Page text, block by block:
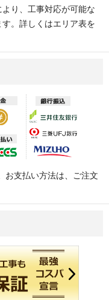
より、工事対応が可能な
。詳しくはエリア表を
お支払い方法は、ご注文